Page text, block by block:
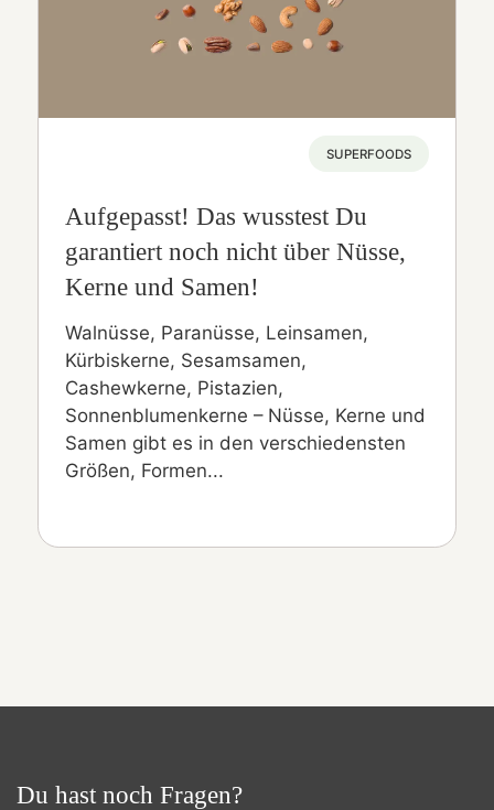
SUPERFOODS
Aufgepasst! Das wusstest Du
garantiert noch nicht über Nüsse,
Kerne und Samen!
Walnüsse, Paranüsse, Leinsamen,
Kürbiskerne, Sesamsamen,
Cashewkerne, Pistazien,
Sonnenblumenkerne – Nüsse, Kerne und
Samen gibt es in den verschiedensten
Größen, Formen...
Du hast noch Fragen?